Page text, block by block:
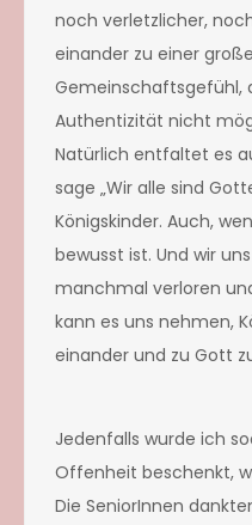
noch verletzlicher,
einander zu einer
Gemeinschaftsgefühl,
Authentizität nicht
Natürlich entfaltet es
sage „Wir alle sind
Königskinder. Auch,
bewusst ist. Und wir
manchmal verloren
kann es uns nehmen,
einander und zu Gott
Jedenfalls wurde ich
Offenheit beschenkt,
Die SeniorInnen